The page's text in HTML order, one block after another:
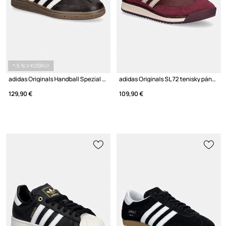
*-5 % V KOŠÍKU!
adidas Originals Handball Spezial tenisky pánske kožené
129,90 €
adidas Originals SL 72 tenisky pánske kožené
109,90 €